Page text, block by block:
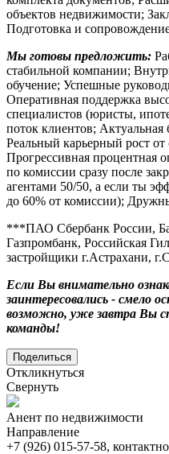
объектов недвижимости;
Подготовка и
Мы готовы предложить:
стабильной компании;
обучение; Успешные
Оперативная поддержка
специалистов (юристы,
поток клиентов;
Реальный карьерный рост от
Прогрессивная процентная
по комиссии сразу после
агентами 50/50, а если ты
до 60% от комиссии);
***ПАО Сбербанк России,
Газпромбанк, Российская
застройщики г.Астрахани,
Если Вы внимательно
заинтересовались - смело
возможно, уже завтра Вы
команды!
Поделиться
Откликнуться
Свернуть
Анент по недвижимости
Направление
+7 (926) 015-57-58,